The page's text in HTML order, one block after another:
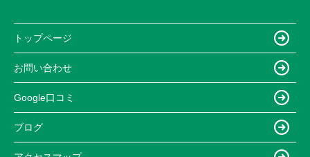
トップページ
お問い合わせ
Google口コミ
ブログ